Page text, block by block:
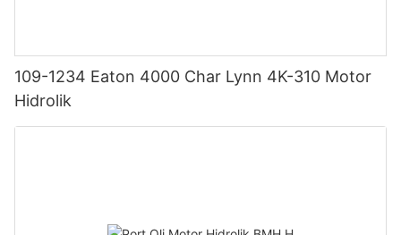
109-1234 Eaton 4000 Char Lynn 4K-310 Motor
Hidrolik